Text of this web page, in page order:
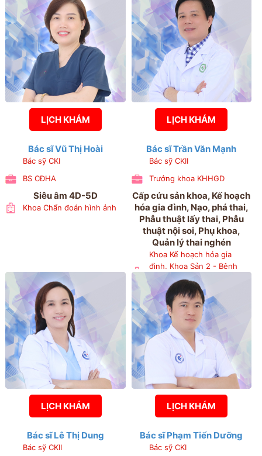
LỊCH KHÁM
Bác sĩ Vũ Thị Hoài
Bác sỹ CKI
BS CĐHA
Siêu âm 4D-5D
Khoa Chẩn đoán hình ảnh
LỊCH KHÁM
Bác sĩ Trần Văn Mạnh
Bác sỹ CKII
Trưởng khoa KHHGD
Cấp cứu sản khoa, Kế hoạch
hóa gia đình, Nạo, phá thai,
Phẫu thuật lấy thai, Phẫu
thuật nội soi, Phụ khoa,
Quản lý thai nghén
Khoa Kế hoạch hóa gia
đình, Khoa Sản 2 - Bệnh
viện Phụ sản Hải Phòng,
Phòng Kế hoạch tổng hợp
LỊCH KHÁM
Bác sĩ Lê Thị Dung
Bác sỹ CKII
LỊCH KHÁM
Bác sĩ Phạm Tiến Dưỡng
Bác sỹ CKI